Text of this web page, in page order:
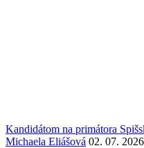
Kandidátom na primátora
Michaela Eliášová 02. 07. 2026